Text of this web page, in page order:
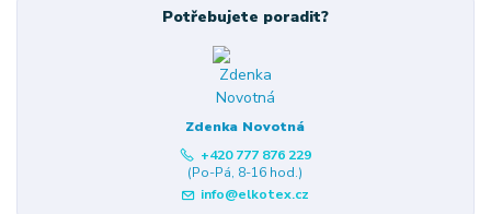
Potřebujete poradit?
Zdenka Novotná
+420 777 876 229
(Po-Pá, 8-16 hod.)
info@elkotex.cz